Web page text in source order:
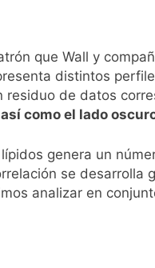
que Wall y
distintos
de datos
como el lado
genera un
se desarrolla
analizar en